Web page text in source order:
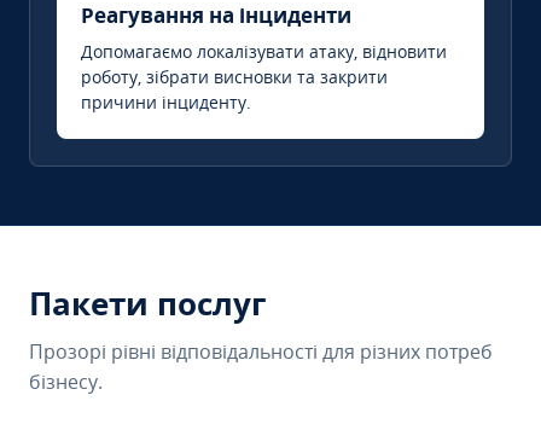
Реагування на інциденти
Допомагаємо локалізувати атаку, відновити
роботу, зібрати висновки та закрити
причини інциденту.
Пакети послуг
Прозорі рівні відповідальності для різних потреб
бізнесу.